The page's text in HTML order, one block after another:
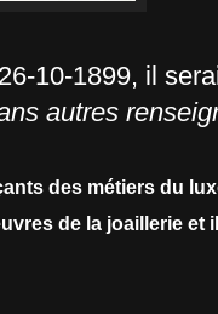
10-1899, il
autres
des métiers du
de la joaillerie et